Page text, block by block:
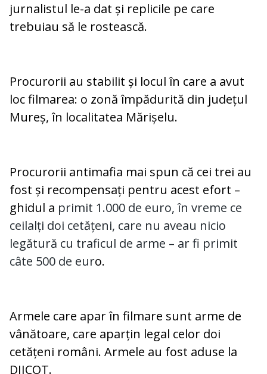
jurnalistul le-a dat și replicile pe care
trebuiau să le rostească.
Procurorii au stabilit și locul în care a avut
loc filmarea: o zonă împădurită din județul
Mureș, în localitatea Mărișelu.
Procurorii antimafia mai spun că cei trei au
fost și recompensați pentru acest efort –
ghidul a primit 1.000 de euro, în vreme ce
ceilalți doi cetățeni, care nu aveau nicio
legătură cu traficul de arme – ar fi primit
câte 500 de euro.
Armele care apar în filmare sunt arme de
vânătoare, care aparțin legal celor doi
cetățeni români. Armele au fost aduse la
DIICOT.